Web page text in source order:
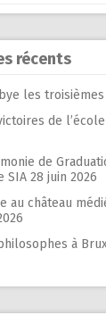
récents
les troisièmes
de
de
SIA 28 juin 2026
au château
à